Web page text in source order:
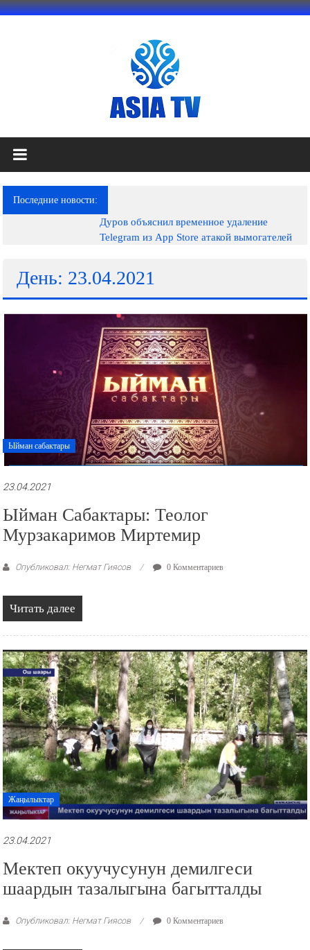
Перейти
АЗИЯ
ТВ
это
телеканал
фильмы,
музыкальные
презентации.
Последние новости:
Дуров объяснил временное удаление
Telegram из App Store атакой вымогателей
День: 23.04.2021
Ыйман сабактары
23.04.2021
Ыйман Сабактары: Теолог
Мурзакаримов Миртемир
Опубликовал: Негмат Гиясов 0 Комментариев
Читать далее
Жаңылыктар
23.04.2021
Мектеп окуучусунун демилгеси
шаардын тазалыгына багытталды
Опубликовал: Негмат Гиясов 0 Комментариев